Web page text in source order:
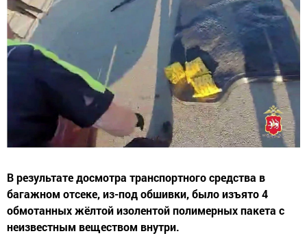
В результате досмотра транспортного средства в
багажном отсеке, из-под обшивки, было изъято 4
обмотанных жёлтой изолентой полимерных пакета с
неизвестным веществом внутри.